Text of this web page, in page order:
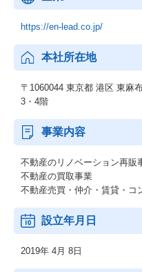
https://en-lead.co.jp/
本社所在地
〒1060044 東京都 港区 東麻
3・4階
事業内容
不動産のリノベーション再販
不動産の買取事業
不動産売買・仲介・賃貸・コ
設立年月日
2019年 4月 8日